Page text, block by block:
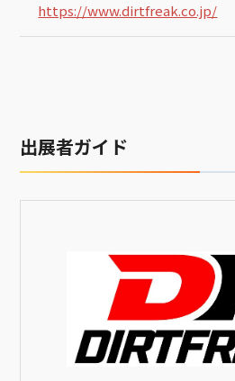
https://www.dirtfreak.co.jp/
出展者ガイド